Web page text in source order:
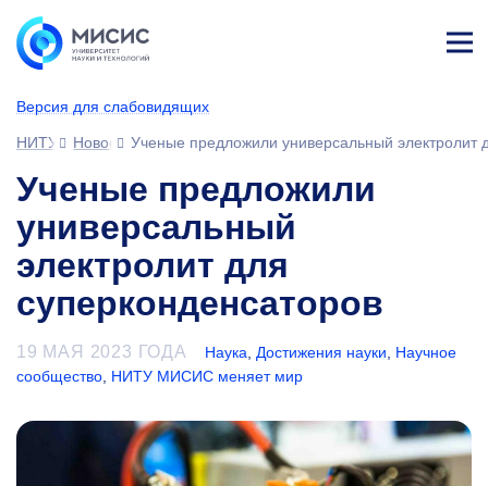
Версия для слабовидящих
ине
НИТУ МИСИС
НовостиУченые предложили универсальный электролит
Ученые предложили
универсальный
электролит для
суперконденсаторов
19 МАЯ 2023 ГОДА Наука Достижения науки
Научное
сообщество НИТУ МИСИС меняет мир